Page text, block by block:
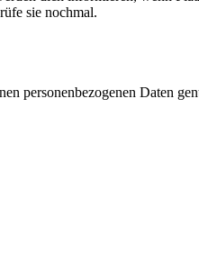
sie nochmal.
personenbezogenen Daten